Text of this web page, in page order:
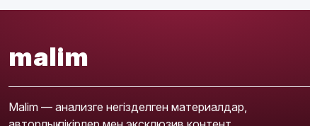
malim
Malim — анализге негізделген материалдар,